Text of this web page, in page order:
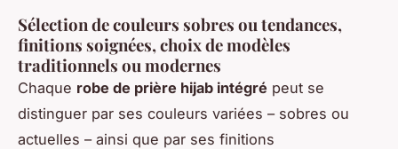
Sélection de couleurs sobres ou tendances,
finitions soignées, choix de modèles
traditionnels ou modernes
Chaque robe de prière hijab intégré peut se
distinguer par ses couleurs variées – sobres ou
actuelles – ainsi que par ses finitions